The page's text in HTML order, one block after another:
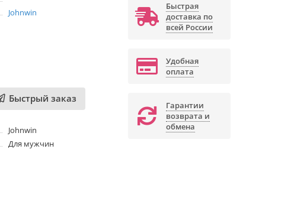
Johnwin
Быстрый заказ
Johnwin
Для мужчин
Быстрая
доставка по
всей России
Удобная
оплата
Гарантии
возврата и
обмена